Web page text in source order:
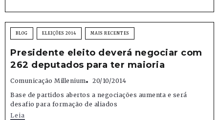
BLOG ELEIÇÕES 2014 MAIS RECENTES
Presidente eleito deverá negociar com
262 deputados para ter maioria
Comunicação Millenium
20/10/2014
Base de partidos abertos a negociações aumenta e será
desafio para formação de aliados
Leia